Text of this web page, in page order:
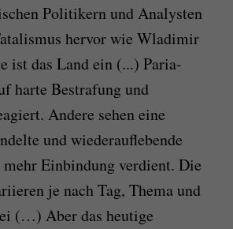
Politikern und Analysten
hervor wie Wladimir
ist das Land ein (...) Paria-
harte Bestrafung und
Andere sehen eine
und wiederauflebende
Einbindung verdient. Die
je nach Tag, Thema und
(…) Aber das heutige